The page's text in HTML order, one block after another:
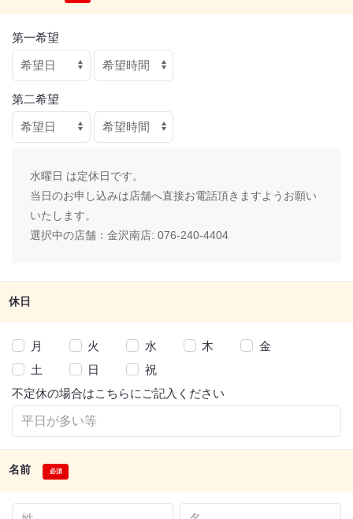
第一希望
第二希望
水曜日 は定休日です。
当日のお申し込みは店舗へ直接お電話頂きますようお願い
いたします。
選択中の店舗： 金沢南店: 076-240-4404
休日
月 火 水 木
金
土
日
祝
不定休の場合はこちらにご記入ください
名前